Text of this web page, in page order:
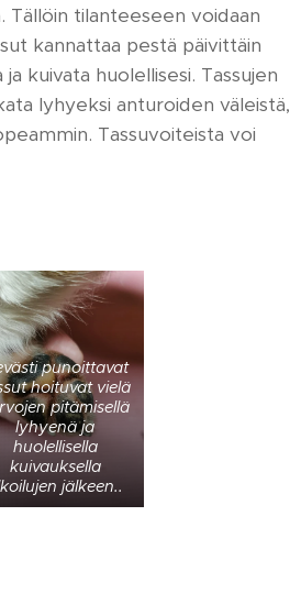
Tällöin tilanteeseen voidaan
kannattaa pestä päivittäin
kuivata huolellisesi. Tassujen
lyhyeksi anturoiden väleistä,
Tassuvoiteista voi
punoittavat
hoituvat vielä
pitämisellä
lyhyenä ja
huolellisella
kuivauksella
jälkeen..